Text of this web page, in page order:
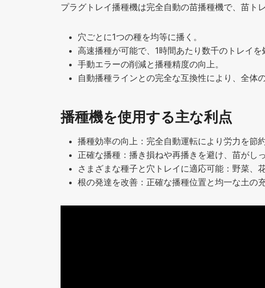
プラグトレイ播種機は完全自動の苗播種機で、苗ト
穴ごとに1つの種を均等に播く。
高速播種が可能で、1時間あたり数千のトレイを
手動エラーの削減と播種精度の向上。
自動播種ラインとの完全な互換性により、全体
播種機を使用する主な利点
播種効率の向上：完全自動運転により労力を節
正確な播種：播き損ねや再播きを避け、苗がし
さまざまな種子と穴トレイに適応可能：野菜、
根の発達を改善：正確な播種位置と均一な土の